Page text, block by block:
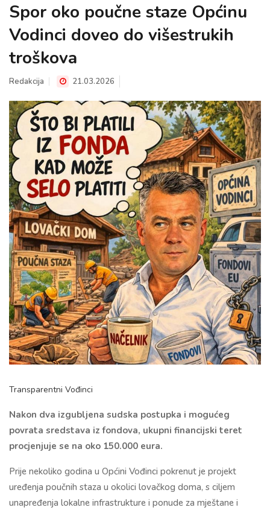
Spor oko poučne staze Općinu
Vodinci doveo do višestrukih
troškova
Redakcija 21.03.2026
Transparentni Vođinci
Nakon dva izgubljena sudska postupka i mogućeg
povrata sredstava iz fondova, ukupni financijski teret
procjenjuje se na oko 150.000 eura.
Prije nekoliko godina u Općini Vođinci pokrenut je projekt
uređenja poučnih staza u okolici lovačkog doma, s ciljem
unapređenja lokalne infrastrukture i ponude za mještane i